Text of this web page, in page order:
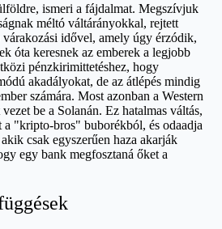
ismeri a fájdalmat. Megszívjuk
méltó váltárányokkal, rejtett
idővel, amely úgy érzódik,
óta keresnek az emberek a legjobb
pénzkirimittetéshez, hogy
akadályokat, de az átlépés mindig
számára. Most azonban a Western
be a Solanán. Ez hatalmas váltás,
"kripto-bros" buborékból, és odaadja
csak egyszerűen haza akarják
egy bank megfosztaná őket a